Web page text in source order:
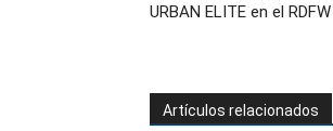
URBAN ELITE en el
Artículos relacionados